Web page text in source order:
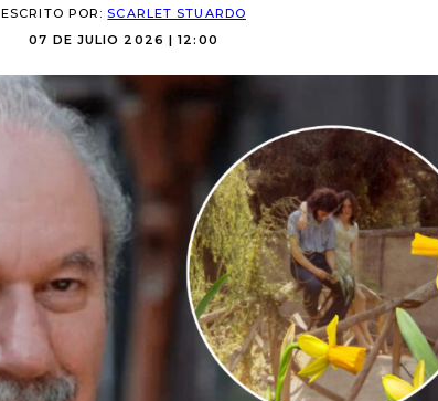
ESCRITO POR:SCARLET STUARDO
07 DE JULIO 2026 | 12:00